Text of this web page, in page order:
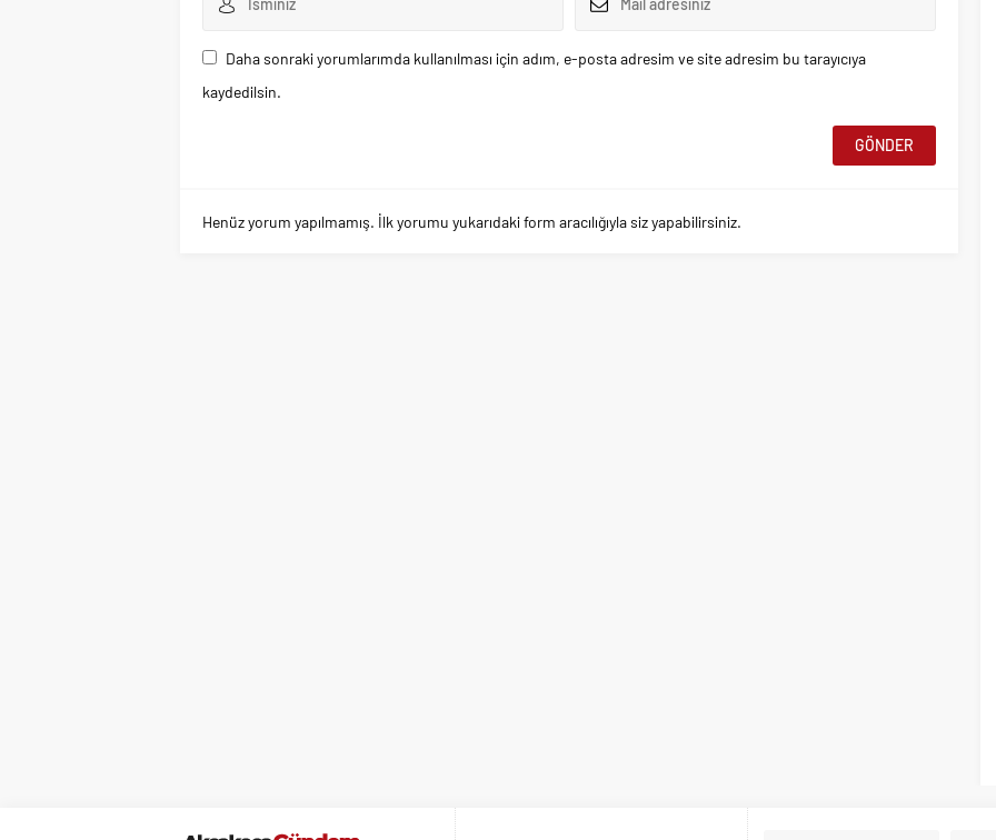
Daha sonraki yorumlarımda kullanılması için adım, e-posta adresim ve site adresim bu tarayıcıya
kaydedilsin.
Henüz yorum yapılmamış. İlk yorumu yukarıdaki form aracılığıyla siz yapabilirsiniz.